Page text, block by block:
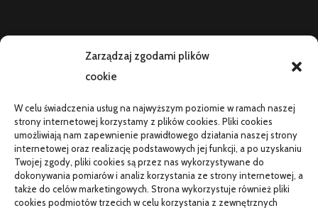
Zarządzaj zgodami plików
cookie
W celu świadczenia usług na najwyższym poziomie w ramach naszej
strony internetowej korzystamy z plików cookies. Pliki cookies
umożliwiają nam zapewnienie prawidłowego działania naszej strony
internetowej oraz realizację podstawowych jej funkcji, a po uzyskaniu
Twojej zgody, pliki cookies są przez nas wykorzystywane do
dokonywania pomiarów i analiz korzystania ze strony internetowej, a
także do celów marketingowych. Strona wykorzystuje również pliki
cookies podmiotów trzecich w celu korzystania z zewnętrznych
Telefon zawiesza się i wyłącza pod obciążeniem:
PR od podstaw w małej firmie: nauka i wdrożenie
Termin do specjalisty za kilka miesięcy: co robić
Porządkowanie faktur kosztowych przed wdrożeniem KSeF